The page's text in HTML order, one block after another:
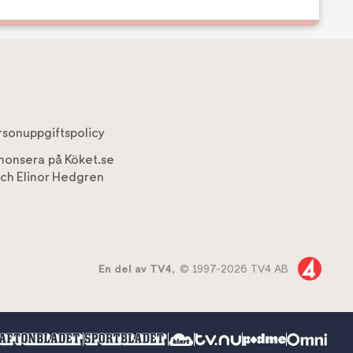
på Köket.se
Elinor Hedgren
En del av TV4, © 1997-2026 TV4 AB